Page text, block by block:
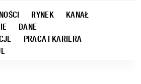
RYNEK
KANAŁ
DANE
PRACA I KARIERA